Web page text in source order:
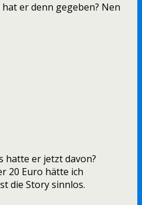
er denn gegeben? Nen
hatte er jetzt davon?
20 Euro hätte ich
die Story sinnlos.